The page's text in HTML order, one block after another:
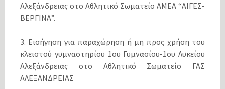
Αλεξάνδρειας στο Αθλητικό Σωματείο ΑΜΕΑ “ΑΙΓΕΣ-
ΒΕΡΓΙΝΑ”.
3. Εισήγηση για παραχώρηση ή μη προς χρήση του
κλειστού γυμναστηρίου 1ου Γυμνασίου-1ου Λυκείου
Αλεξάνδρειας στο Αθλητικό Σωματείο ΓΑΣ
ΑΛΕΞΑΝΔΡΕΙΑΣ